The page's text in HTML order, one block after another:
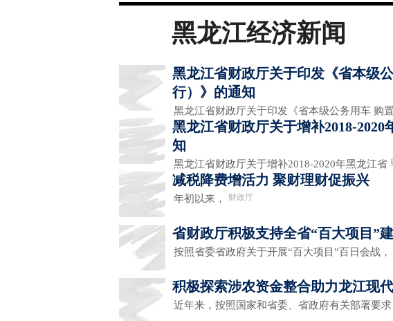
黑龙江经济新闻
黑龙江省财政厅关于印发《省本级
行）》的通知
黑龙江省财政厅关于印发《省本级公务用车 购置
黑龙江省财政厅关于增补2018-
知
黑龙江省财政厅关于增补2018-2020年黑龙江省
减税降费增活力 聚财理财促振兴
年初以来， 财政厅
省财政厅积极支持全省“百大项目”
按照省委省政府关于开展“百大项目”百日会战，
积极探索涉农资金整合助力龙江现
近年来，按照国家和省委、省政府有关部署要求